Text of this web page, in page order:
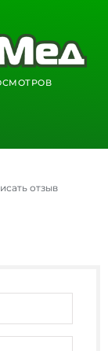
отзыв